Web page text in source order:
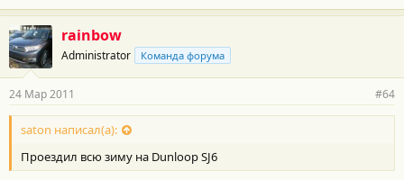
rainbow
Administrator Команда форума
24 Мар 2011 #64
saton написал(а):
Проездил всю зиму на Dunloop SJ6